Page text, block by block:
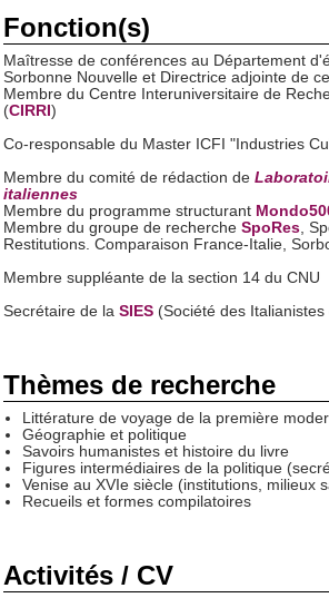
Fonction(s)
Maîtresse de conférences au Département
Sorbonne Nouvelle et Directrice adjointe de
Membre du Centre Interuniversitaire de
(CIRRI )
Co-responsable du Master ICFI "Industries
Membre du comité de rédaction de
italiennes
Membre du programme structurant
Membre du groupe de recherche SpoRes,
Restitutions. Comparaison France-Italie,
Membre suppléante de la section 14 du CNU
Secrétaire de laSIES(Société des Italianistes
Thèmes de recherche
Littérature de voyage de la première
Géographie et politique
Savoirs humanistes et histoire du livre
Figures intermédiaires de la politique
Venise au XVIe siècle (institutions, milieux
Recueils et formes compilatoires
Activités / CV